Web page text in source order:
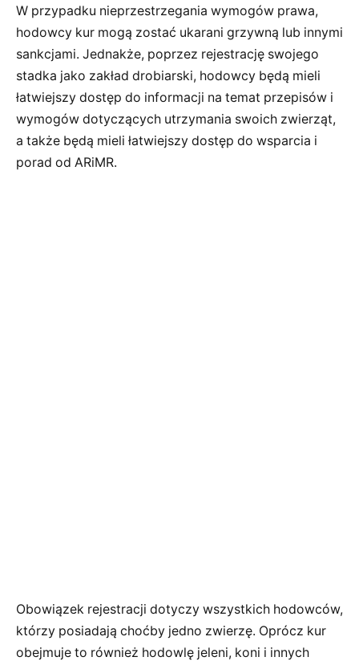
W przypadku nieprzestrzegania wymogów prawa,
hodowcy kur mogą zostać ukarani grzywną lub innymi
sankcjami. Jednakże, poprzez rejestrację swojego
stadka jako zakład drobiarski, hodowcy będą mieli
łatwiejszy dostęp do informacji na temat przepisów i
wymogów dotyczących utrzymania swoich zwierząt,
a także będą mieli łatwiejszy dostęp do wsparcia i
porad od ARiMR.
Obowiązek rejestracji dotyczy wszystkich hodowców,
którzy posiadają choćby jedno zwierzę. Oprócz kur
obejmuje to również hodowlę jeleni, koni i innych